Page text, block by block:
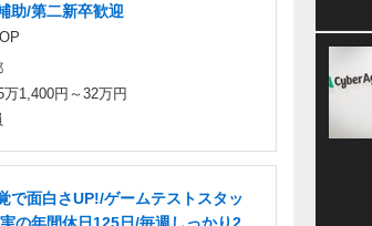
助/第二新卒歓迎
万1,400円～32万円
で面白さUP!/ゲームテストスタッ